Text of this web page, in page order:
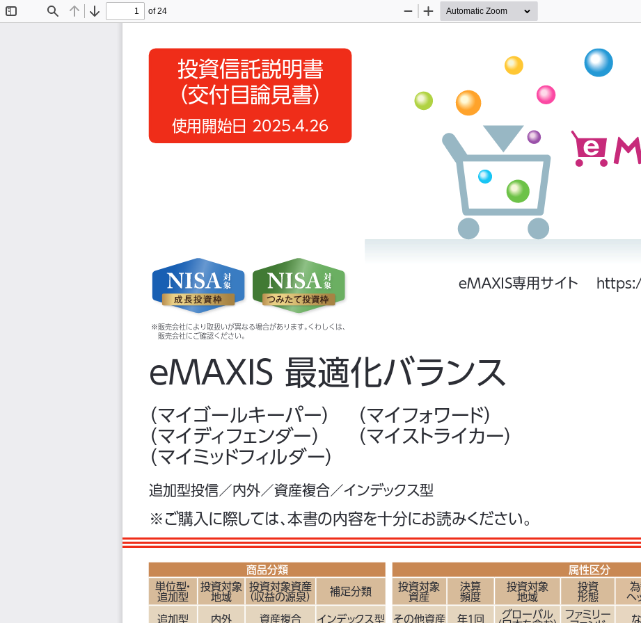
Find Previous
Next
of 24
Zoom
Zoom
ｅＭＡＸＩ
Ｓ 最適化バランス
（マイゴールキーパー）
（マイディフェンダー）
（マイミッドフィルダー）
（マイフォワード）
（マイストライカー）
追加型投信／内外／資産複合／インデックス型
※ご購入に際しては、本書の内容を十分にお読みください。
商品分類
属性区分
単位型・
追加型
投資対象
地域
投資対象資産
（収益の源泉）
補足分類
投資対象
資産
決算
頻度
投資対象
地域
投資
形態
ヘ
追加型 内外 資産複合 インデックス型 その他資産 年１回
グローバル
投資信託説明書
（交付目論見書）
使用開始日 2025.４.26
ｅＭＡＸＩＳ専用サイト
※販売会社により取扱いが異なる場合があります。くわしくは、
販売会社にご確認ください。